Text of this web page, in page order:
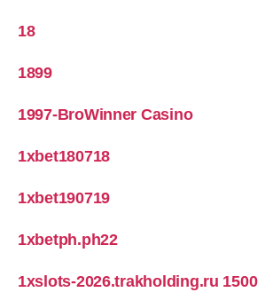
18
1899
1997-BroWinner Casino
1xbet180718
1xbet190719
1xbetph.ph22
1xslots-2026.trakholding.ru 1500